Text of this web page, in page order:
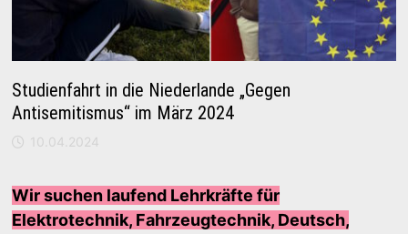
Studienfahrt in die Niederlande „Gegen
Antisemitismus“ im März 2024
10.04.2024
Wir suchen laufend Lehrkräfte für
Elektrotechnik, Fahrzeugtechnik, Deutsch,